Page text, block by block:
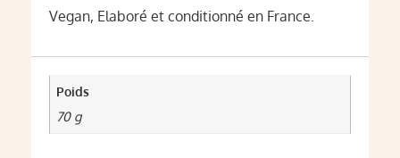
Vegan, Elaboré et conditionné en France.
Poids
70 g